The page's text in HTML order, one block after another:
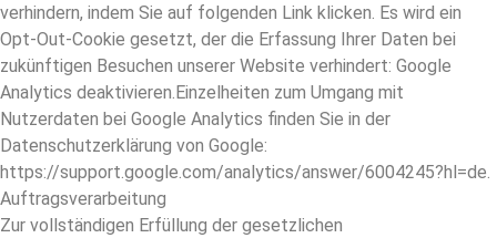
verhindern, indem Sie auf folgenden Link klicken. Es wird ein
Opt-Out-Cookie gesetzt, der die Erfassung Ihrer Daten bei
zukünftigen Besuchen unserer Website verhindert: Google
Analytics deaktivieren.Einzelheiten zum Umgang mit
Nutzerdaten bei Google Analytics finden Sie in der
Datenschutzerklärung von Google:
https://support.google.com/analytics/answer/6004245?hl=de.
Auftragsverarbeitung
Zur vollständigen Erfüllung der gesetzlichen